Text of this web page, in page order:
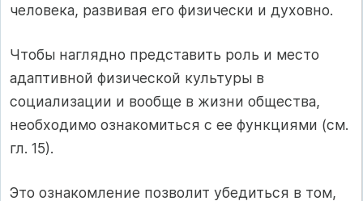
человека, развивая его физически и духовно.
Чтобы наглядно представить роль и место
адаптивной физической культуры в
социализации и вообще в жизни общества,
необходимо ознакомиться с ее функциями (см.
гл. 15).
Это ознакомление позволит убедиться в том,